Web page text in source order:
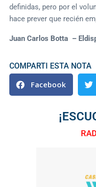
definidas, pero por el
hace prever que recién
Juan Carlos Botta –
COMPARTI ESTA NOTA
Facebook